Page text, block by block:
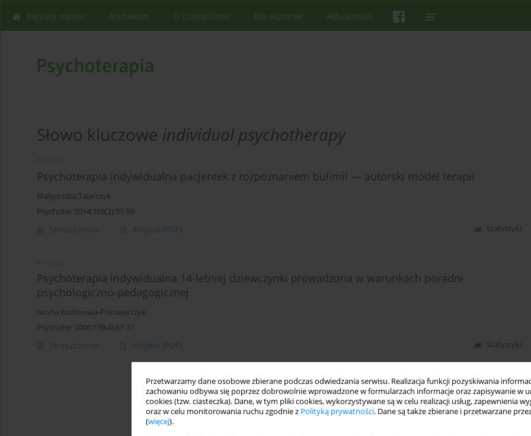
Przetwarzamy dane osobowe zbierane podczas odwiedzania serwisu. Realizacja funkcji pozyskiwania
zachowaniu odbywa się poprzez dobrowolnie wprowadzone w formularzach informacje oraz zapisywanie w
cookies (tzw. ciasteczka). Dane, w tym pliki cookies, wykorzystywane są w celu realizacji usług, zapewnienia
oraz w celu monitorowania ruchu zgodnie z Polityką prywatności. Dane są także zbierane i przetwarzane
(więcej).
Bieżący numer Archiwum O czasopiśmie Dla Autorów Aktualności
Słowo kluczowe individual psychotherapy
Psychoterapia indywidualna pacjentek z rozpoznaniem bulimii — autorski model terapii
Malgorzata Talarczyk
Psychoter 2014;169(2):51-59
Streszczenie Artykuł (PDF) Statystyki
Psychoterapia indywidualna 14-letniej dziewczynki prowadzona w warunkach poradni
psychologiczno-pedagogicznej
Iwona Kozlowska-Piwowarczyk
Psychoter 2006;139(4):67-77
Streszczenie Artykuł (PDF) Statystyki